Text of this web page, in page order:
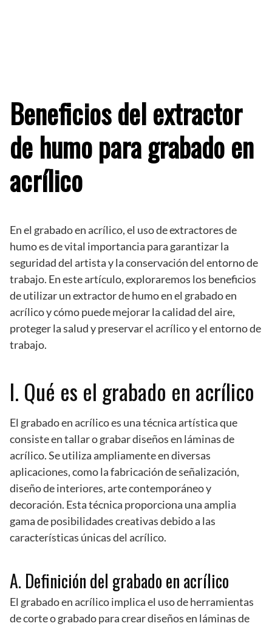
Beneficios del extractor
de humo para grabado en
acrílico
En el grabado en acrílico, el uso de extractores de
humo es de vital importancia para garantizar la
seguridad del artista y la conservación del entorno de
trabajo. En este artículo, exploraremos los beneficios
de utilizar un extractor de humo en el grabado en
acrílico y cómo puede mejorar la calidad del aire,
proteger la salud y preservar el acrílico y el entorno de
trabajo.
I. Qué es el grabado en acrílico
El grabado en acrílico es una técnica artística que
consiste en tallar o grabar diseños en láminas de
acrílico. Se utiliza ampliamente en diversas
aplicaciones, como la fabricación de señalización,
diseño de interiores, arte contemporáneo y
decoración. Esta técnica proporciona una amplia
gama de posibilidades creativas debido a las
características únicas del acrílico.
A. Definición del grabado en acrílico
El grabado en acrílico implica el uso de herramientas
de corte o grabado para crear diseños en láminas de